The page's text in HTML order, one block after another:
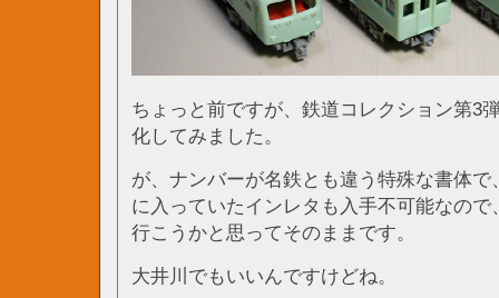
ちょっと前ですが、鉄道コレクション第3
化してみました。
が、ナンバーが名鉄とも違う特殊な書体
に入っていたインレタも入手不可能なの
行こうかと思ってそのままです。
大井川でもいいんですけどね。